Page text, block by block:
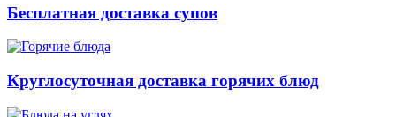
Бесплатная доставка супов
Круглосуточная доставка горячих блюд